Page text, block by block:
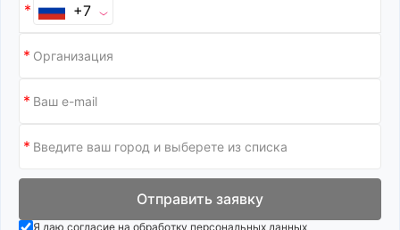
+7
Отправить заявку
Я даю согласие на обработку персональных данных